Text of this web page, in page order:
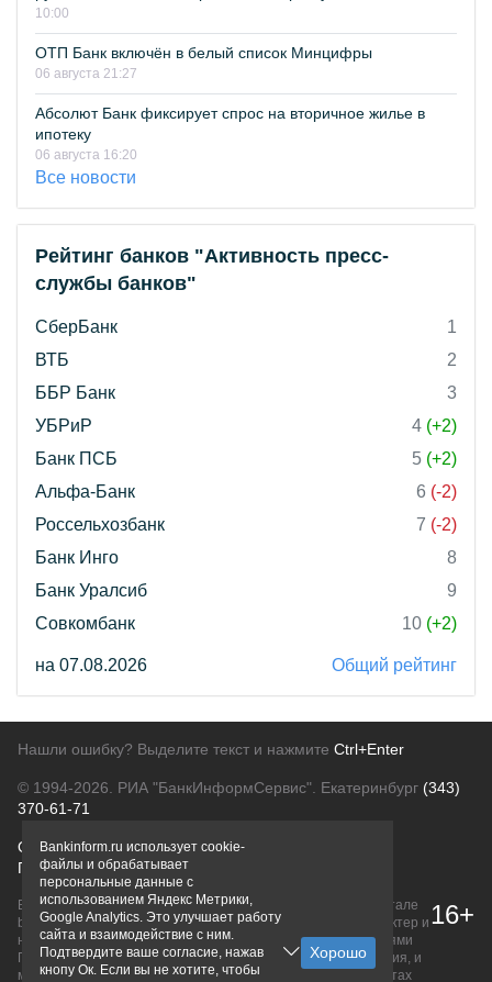
10:00
ОТП Банк включён в белый список Минцифры
06 августа 21:27
Абсолют Банк фиксирует спрос на вторичное жилье в
ипотеку
06 августа 16:20
Все новости
Рейтинг банков "Активность пресс-
службы банков"
СберБанк
1
ВТБ
2
ББР Банк
3
УБРиР
4 (+2)
Банк ПСБ
5 (+2)
Альфа-Банк
6 (-2)
Россельхозбанк
7 (-2)
Банк Инго
8
Банк Уралсиб
9
Совкомбанк
10 (+2)
на 07.08.2026 Общий рейтинг
Нашли ошибку? Выделите текст и нажмите Ctrl+Enter
© 1994-2026. РИА "БанкИнформСервис". Екатеринбург (343)
370-61-71
О проектеПолитика конфиденциальности
Правовая информацияДля рекламодателей
Вся информация о продуктах банков, размещенная на портале
bankinform.ru, носит исключительно ознакомительный характер и
не является публичной офертой, определяемой положениями
ГК РФ. Информация не содержит точного и полного описания, и
может быть изменена. Конечные условия уточняйте на сайтах
16+
Bankinform.ru использует cookie-
файлы и обрабатывает
персональные данные с
использованием Яндекс Метрики,
Google Analytics. Это улучшает работу
сайта и взаимодействие с ним.
Подтвердите ваше согласие, нажав
кнопу Ок. Если вы не хотите, чтобы